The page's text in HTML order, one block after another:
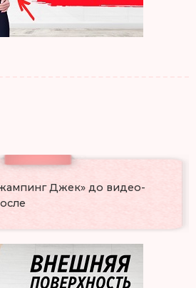
Джек» до видео-